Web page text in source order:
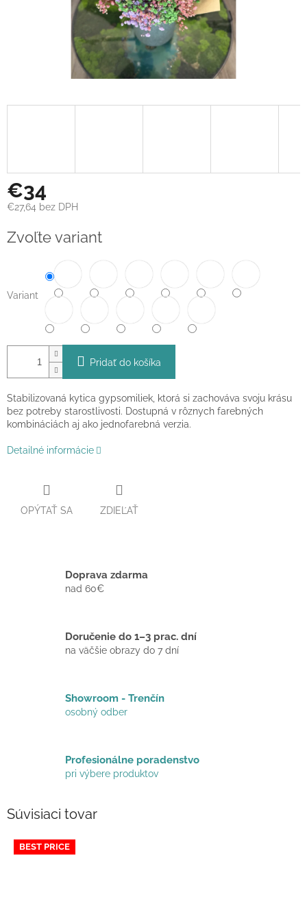
€34
€27,64 bez DPH
cena:
Zvoľte variant
Variant
Pridať do košíka
Stabilizovaná kytica gypsomiliek, ktorá si zachováva svoju krásu
bez potreby starostlivosti. Dostupná v rôznych farebných
kombináciách aj ako jednofarebná verzia.
Detailné informácie
OPÝTAŤ SA ZDIEĽAŤ
Doprava zdarma
nad 60€
Doručenie do 1–3 prac. dní
na väčšie obrazy do 7 dní
Showroom - Trenčín
osobný odber
Profesionálne poradenstvo
pri výbere produktov
Súvisiaci tovar
BEST PRICE